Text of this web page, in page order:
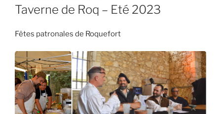
LE
Taverne de Roq – Eté 2023
Fêtes patronales de Roquefort